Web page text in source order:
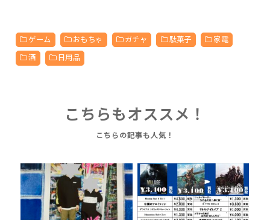
ゲーム おもちゃ ガチャ 駄菓子 家電
酒 日用品
こちらもオススメ！